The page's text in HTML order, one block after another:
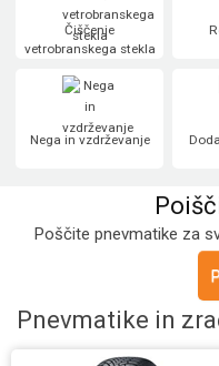
Čiščenje
vetrobranskega stekla
Nega in vzdrževanje
Poščite pnevmatike za
Pnevmatike in